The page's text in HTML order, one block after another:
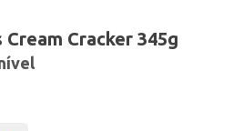
Cracker 345g